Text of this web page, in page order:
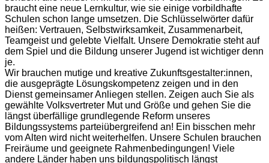
braucht eine neue Lernkultur, wie sie einige vorbildhafte
Schulen schon lange umsetzen. Die Schlüsselwörter dafür
heißen: Vertrauen, Selbstwirksamkeit, Zusammenarbeit,
Teamgeist und gelebte Vielfalt. Unsere Demokratie steht auf
dem Spiel und die Bildung unserer Jugend ist wichtiger denn
je.
Wir brauchen mutige und kreative Zukunftsgestalter:innen,
die ausgeprägte Lösungskompetenz zeigen und in den
Dienst gemeinsamer Anliegen stellen. Zeigen auch Sie als
gewählte Volksvertreter Mut und Größe und gehen Sie die
längst überfällige grundlegende Reform unseres
Bildungssystems parteiübergreifend an! Ein bisschen mehr
vom Alten wird nicht weiterhelfen. Unsere Schulen brauchen
Freiräume und geeignete Rahmenbedingungen! Viele
andere Länder haben uns bildungspolitisch längst